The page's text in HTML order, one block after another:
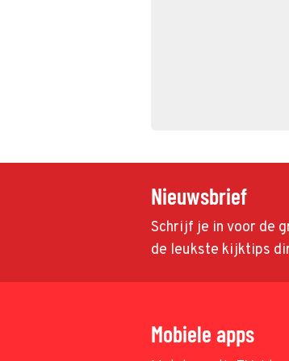
Nieuwsbrief
Schrijf je in voor de
de leukste kijktips
Mobiele apps